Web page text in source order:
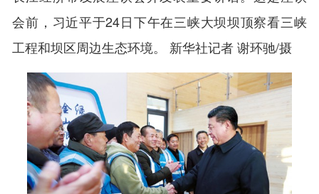
会前，习近平于24日下午在三峡大坝坝顶察看三峡
工程和坝区周边生态环境。 新华社记者 谢环驰/摄